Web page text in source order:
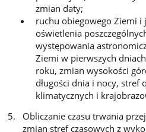
zmian daty;
ruchu obiegowego Ziemi i
oświetlenia
występowania
Ziemi w pierwszych
roku, zmian wysokości
długości dnia i nocy, stref
klimatycznych i
Obliczanie czasu trwania
zmian stref czasowych z